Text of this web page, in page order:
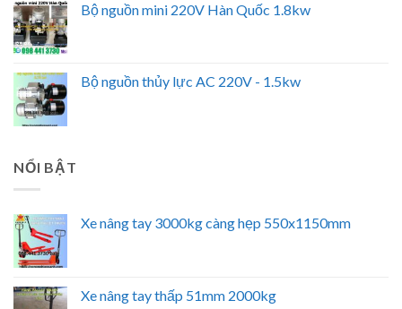
Bộ nguồn mini 220V Hàn Quốc 1.8kw
Bộ nguồn thủy lực AC 220V - 1.5kw
NỔI BẬT
Xe nâng tay 3000kg càng hẹp 550x1150mm
Xe nâng tay thấp 51mm 2000kg